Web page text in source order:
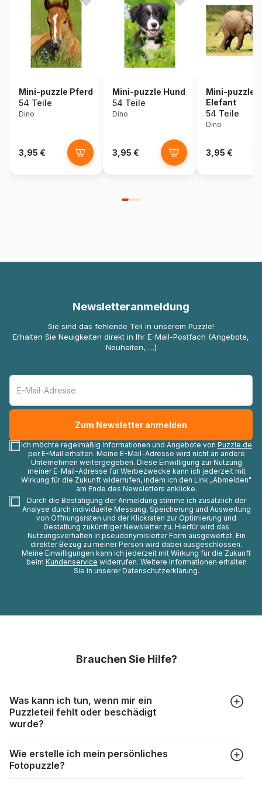
Mini-puzzle Pferd
54 Teile
Dino
3,95 €
Mini-puzzle Hund
54 Teile
Dino
3,95 €
Mini-puzzle
Elefant
54 Teile
Dino
3,95 €
Newsletteranmeldung
Sie sind das fehlende Teil in unserem Puzzle!
Erhalten Sie Neuigkeiten direkt in Ihr E-Mail-Postfach (Angebote,
Neuheiten, …)
Ich möchte regelmäßig Informationen und Angebote von Puzzle.de
per E-Mail erhalten. Meine E-Mail-Adresse wird nicht an andere
Unternehmen weitergegeben. Diese Einwilligung zur Nutzung
meiner E-Mail-Adresse für Werbezwecke kann ich jederzeit mit
Wirkung für die Zukunft widerrufen, indem ich den Link „Abmelden"
am Ende des Newsletters anklicke.
Durch die Bestätigung der Anmeldung stimme ich zusätzlich der
Analyse durch individuelle Messung, Speicherung und Auswertung
von Öffnungsraten und der Klickraten zur Optimierung und
Gestaltung zukünftiger Newsletter zu. Hierfür wird das
Nutzungsverhalten in pseudonymisierter Form ausgewertet. Ein
direkter Bezug zu meiner Person wird dabei ausgeschlossen.
Meine Einwilligungen kann ich jederzeit mit Wirkung für die Zukunft
beim Kundenservice widerrufen. Weitere Informationen erhalten
Sie in unserer Datenschutzerklärung.
Brauchen Sie Hilfe?
Was kann ich tun, wenn mir ein
Puzzleteil fehlt oder beschädigt
wurde?
aber trotzdem kann es vorkommen, dass Teile beschädigt
werden oder verloren gehen. Mit solchen Fällen gehen
Wie erstelle ich mein persönliches
Fotopuzzle?